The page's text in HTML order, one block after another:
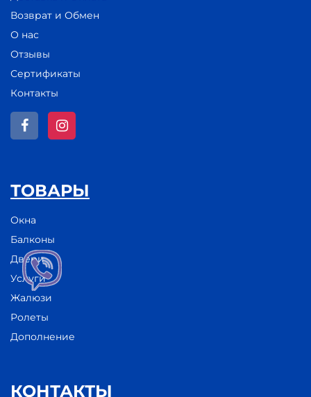
Возврат и Обмен
О нас
Отзывы
Сертификаты
Контакты
ТОВАРЫ
Окна
Балконы
Двери
Услуги
Жалюзи
Ролеты
Дополнение
КОНТАКТЫ